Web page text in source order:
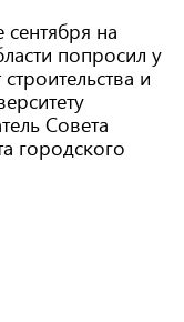
на
попросил у
и
Совета
городского